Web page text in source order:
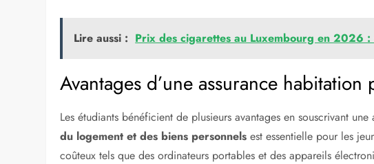
Lire aussi : Prix des cigarettes au Luxembourg en 2026
Avantages d’une assurance
Les étudiants bénéficient de plusieurs avantages en souscrivant une
du logement et des biens personnels est essentielle pour les
coûteux tels que des ordinateurs portables et des appareils